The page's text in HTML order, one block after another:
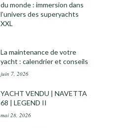
du monde : immersion dans
l’univers des superyachts
XXL
La maintenance de votre
yacht : calendrier et conseils
juin 7, 2026
YACHT VENDU | NAVETTA
68 | LEGEND II
mai 28, 2026